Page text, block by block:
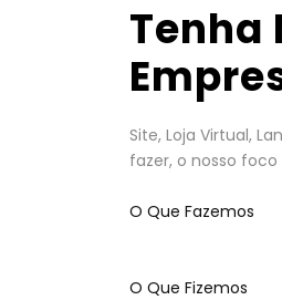
Tenha
Site, Loja Virtual,
fazer, o nosso foco
O Que Fazemos
O Que Fizemos